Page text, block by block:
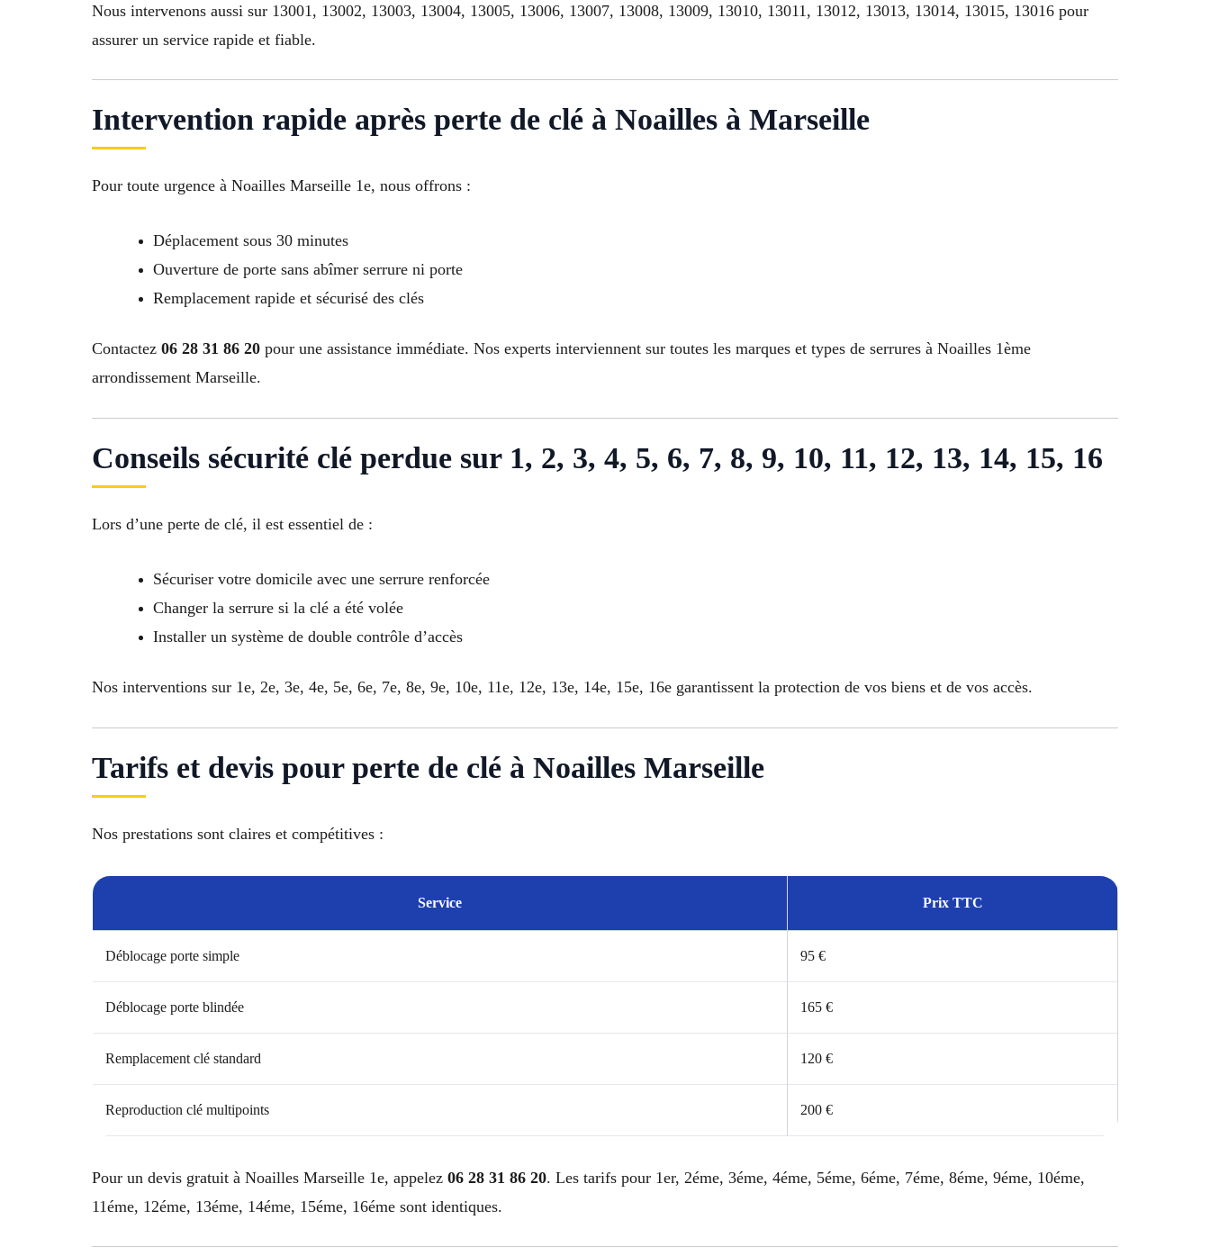
Nous intervenons aussi sur 13001, 13002, 13003, 13004, 13005, 13006, 13007, 13008, 13009, 13010, 13011, 13012, 13013, 13014, 13015, 13016 pour
assurer un service rapide et fiable.
Intervention rapide après perte de clé à Noailles à Marseille
Pour toute urgence à Noailles Marseille 1e, nous offrons :
Déplacement sous 30 minutes
Ouverture de porte sans abîmer serrure ni porte
Remplacement rapide et sécurisé des clés
Contactez 06 28 31 86 20 pour une assistance immédiate. Nos experts interviennent sur toutes les marques et types de serrures à Noailles 1ème
arrondissement Marseille.
Conseils sécurité clé perdue sur 1, 2, 3, 4, 5, 6, 7, 8, 9, 10, 11, 12, 13, 14, 15, 16
Lors d’une perte de clé, il est essentiel de :
Sécuriser votre domicile avec une serrure renforcée
Changer la serrure si la clé a été volée
Installer un système de double contrôle d’accès
Nos interventions sur 1e, 2e, 3e, 4e, 5e, 6e, 7e, 8e, 9e, 10e, 11e, 12e, 13e, 14e, 15e, 16e garantissent la protection de vos biens et de vos accès.
Tarifs et devis pour perte de clé à Noailles Marseille
Nos prestations sont claires et compétitives :
Service Prix TTC
Déblocage porte simple 95 €
Déblocage porte blindée 165 €
Remplacement clé standard 120 €
Reproduction clé multipoints 200 €
Pour un devis gratuit à Noailles Marseille 1e, appelez 06 28 31 86 20. Les tarifs pour 1er, 2éme, 3éme, 4éme, 5éme, 6éme, 7éme, 8éme, 9éme, 10éme,
11éme, 12éme, 13éme, 14éme, 15éme, 16éme sont identiques.